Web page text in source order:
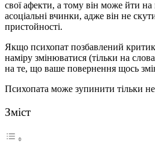
свої афекти, а тому він може йти на
асоціальні вчинки, адже він не
пристойності.
Якщо психопат позбавлений
наміру змінюватися (тільки на
на те, що ваше повернення щось
Психопата може зупинити тільки
Зміст